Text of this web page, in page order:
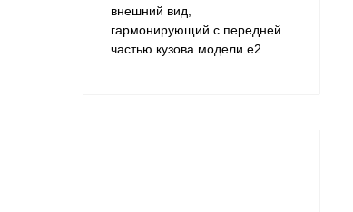
внешний вид,
гармонирующий с передней
частью кузова модели e2.